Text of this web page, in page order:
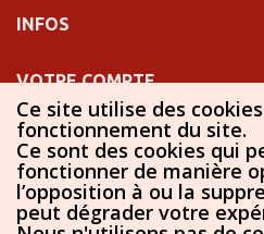
INFOS
VOTRE COMPTE
INFORMATIONS
Jaro - Prestashop -
Ce site utilise des
fonctionnement du site.
Ce sont des cookies qui
fonctionner de manière
l’opposition à ou la
peut dégrader votre